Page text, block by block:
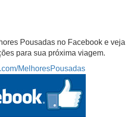
Pousadas no Facebook e veja
para sua próxima viagem.
MelhoresPousadas